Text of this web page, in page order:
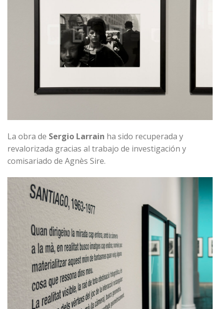
La obra de Sergio Larrain ha sido recuperada y
revalorizada gracias al trabajo de investigación y
comisariado de Agnès Sire.